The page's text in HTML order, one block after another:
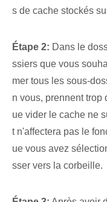
s de cache stockés
Étape 2: Dans le
ssiers que vous
mer tous les sous-
n vous, prennent trop
ue vider le cache⁤ ne
t n'affectera pas le
ue vous avez
sser vers la corbeille.